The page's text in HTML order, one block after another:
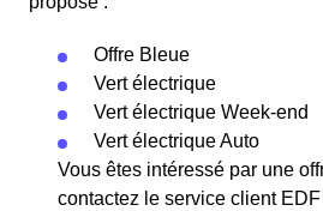
Offre Bleue
Vert électrique
Vert électrique Week-end
Vert électrique Auto
Vous êtes intéressé par une
contactez le service client